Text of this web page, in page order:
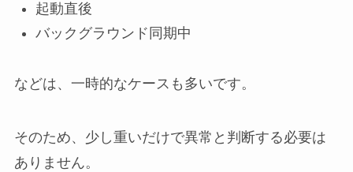
起動直後
バックグラウンド同期中
などは、一時的なケースも多いです。
そのため、少し重いだけで異常と判断する必要は
ありません。